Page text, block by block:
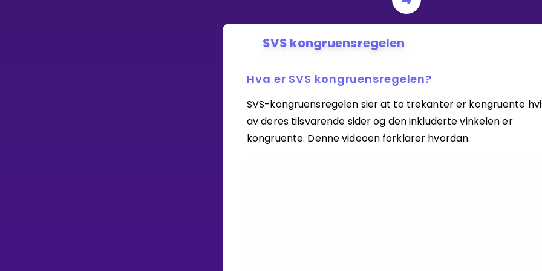
SVS kongruensregelen
Hva er SVS kongruensregelen?
SVS-kongruensregelen sier at to trekanter er kongruente
av deres tilsvarende sider og den inkluderte vinkelen er
kongruente. Denne videoen forklarer hvordan.